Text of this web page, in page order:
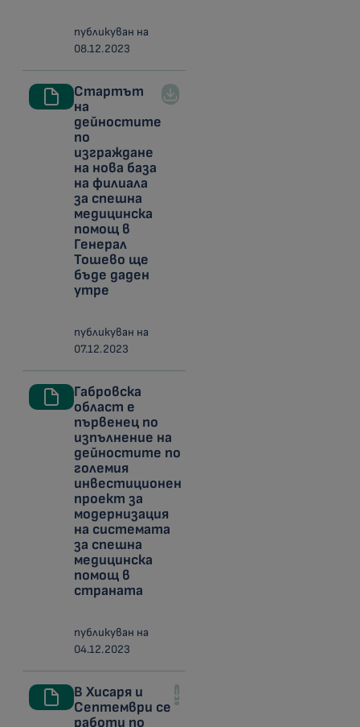
публикуван на
08.12.2023
Стартът
на
дейностите
по
изграждане
на нова база
на филиала
за спешна
медицинска
помощ в
Генерал
Тошево ще
бъде даден
утре
публикуван на
07.12.2023
Габровска
област е
първенец по
изпълнение на
дейностите по
големия
инвестиционен
проект за
модернизация
на системата
за спешна
медицинска
помощ в
страната
публикуван на
04.12.2023
В Хисаря и
Септември се
работи по